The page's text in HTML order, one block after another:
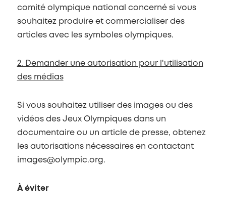
comité olympique national concerné si vous
souhaitez produire et commercialiser des
articles avec les symboles olympiques.
2. Demander une autorisation pour l'utilisation
des médias
Si vous souhaitez utiliser des images ou des
vidéos des Jeux Olympiques dans un
documentaire ou un article de presse, obtenez
les autorisations nécessaires en contactant
images@olympic.org.
À éviter